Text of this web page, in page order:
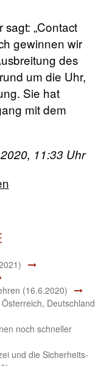
„Contact
gewinnen wir
des
um die Uhr,
Sie hat
mit dem
11:33 Uhr
(16.6.2020)
Deutschland
noch schneller
und die Sicherheits-